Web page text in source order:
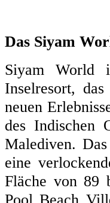
Das Siyam
Siyam World
Inselresort,
neuen
des Indischen
Malediven.
eine
Fläche von 89
Pool Beach